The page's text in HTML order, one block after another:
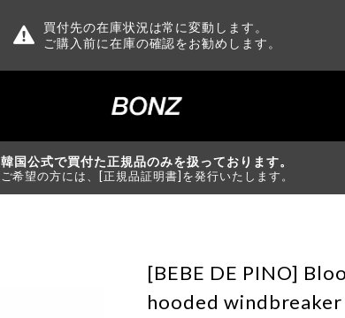
買付先の在庫状況は常に変動します。
ご購入前に在庫の確認をお勧めします。
韓国公式で買付た正規品のみを扱っております。
ご希望の方には、[正規品証明書]を発行いたします。
[BEBE DE PINO]
hooded windbreaker